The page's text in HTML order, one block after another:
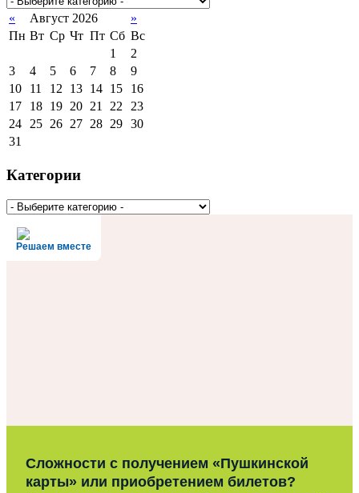
« Август 2026
»
Пн Вт Ср Чт Пт Сб Вс
1
2
3
4 5 6 7 8
9
10
11 12 13 14 15
16
17
18 19 20 21 22
23
24
25 26 27 28 29 30
31
Категории
Решаем вместе
Сложности с получением «Пушкинской
карты» или приобретением билетов?